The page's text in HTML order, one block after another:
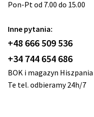
Pon-Pt od 7.00 do 15.00
Inne pytania:
+48 666 509 536
+34 744 654 686
BOK i magazyn Hiszpania
Te tel. odbieramy 24h/7